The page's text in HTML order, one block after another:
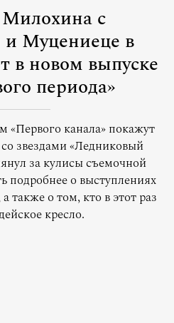
с
Муцениеце в
в новом выпуске
периода»
«Первого канала» покажут
звездами «Ледниковый
за кулисы съемочной
подробнее о выступлениях
также о том, кто в этот раз
кресло.